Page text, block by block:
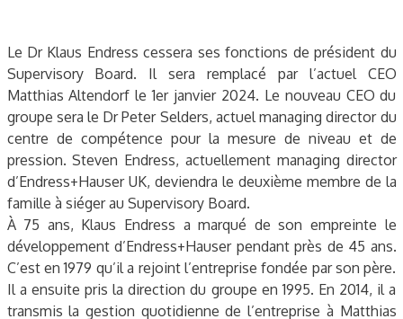
Le Dr Klaus Endress cessera ses fonctions de président du
Supervisory Board. Il sera remplacé par l’actuel CEO
Matthias Altendorf le 1er janvier 2024. Le nouveau CEO du
groupe sera le Dr Peter Selders, actuel managing director du
centre de compétence pour la mesure de niveau et de
pression. Steven Endress, actuellement managing director
d’Endress+Hauser UK, deviendra le deuxième membre de la
famille à siéger au Supervisory Board.
À 75 ans, Klaus Endress a marqué de son empreinte le
développement d’Endress+Hauser pendant près de 45 ans.
C’est en 1979 qu’il a rejoint l’entreprise fondée par son père.
Il a ensuite pris la direction du groupe en 1995. En 2014, il a
transmis la gestion quotidienne de l’entreprise à Matthias